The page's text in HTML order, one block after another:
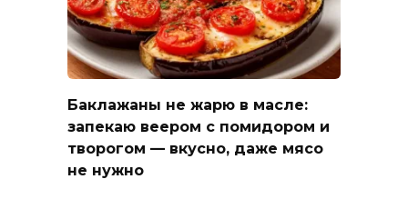
Баклажаны не жарю в масле:
запекаю веером с помидором и
творогом — вкусно, даже мясо
не нужно